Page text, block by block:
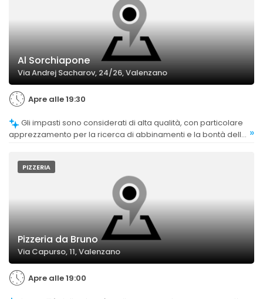
Al Sorchiapone
Via Andrej Sacharov, 24/26, Valenzano
Apre alle 19:30
apprezzamento per la ricerca di abbinamenti e la bontà delle »
PIZZERIA
Pizzeria da Bruno
Via Capurso, 11, Valenzano
Apre alle 19:00